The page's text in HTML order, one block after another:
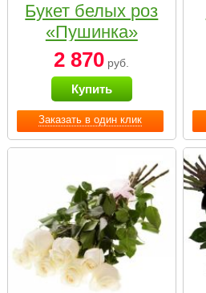
Заказать в один клик
Букет белых роз
«Пушинка»
2 870 руб.
Купить